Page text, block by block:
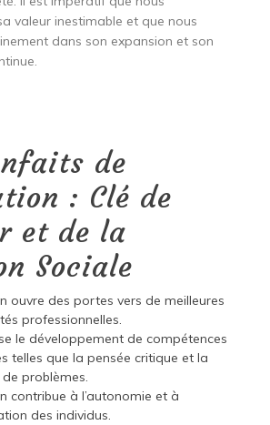
valeur inestimable et que nous
dans son expansion et son
de
: Clé de
et de la
Sociale
ouvre des portes vers de meilleures
professionnelles.
le développement de compétences
telles que la pensée critique et la
problèmes.
contribue à l’autonomie et à
des individus.